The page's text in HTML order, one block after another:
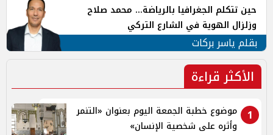
حين تتكلم الجغرافيا بالرياضة... محمد صلاح
وزلزال الهوية في الشارع التركي
بقلم ياسر بركات
الأكثر قراءة
1
موضوع خطبة الجمعة اليوم بعنوان «التنمر
وأثره على شخصية الإنسان»